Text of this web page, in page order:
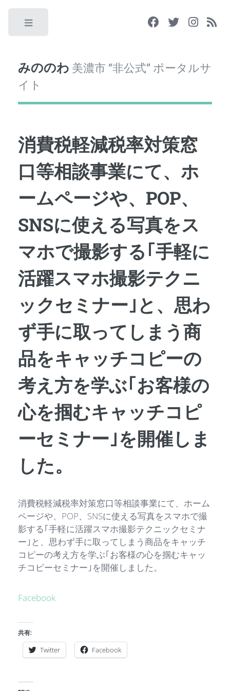
みののわ 美濃市 “非公式” ポータルサ
イト
消費税軽減税率対策窓
口等相談事業にて、ホ
ームページや、POP、
SNSに使える写真をス
マホで撮影する｢手軽に
活躍スマホ撮影テクニ
ックセミナー｣と、思わ
ず手に取ってしまう商
品をキャッチコピーの
考え方を学ぶ｢お客様の
心を掴むキャッチコピ
ーセミナー｣を開催しま
した。
消費税軽減税率対策窓口等相談事業にて、ホーム
ページや、POP、SNSに使える写真をスマホで撮
影する｢手軽に活躍スマホ撮影テクニックセミナ
ー｣と、思わず手に取ってしまう商品をキャッチ
コピーの考え方を学ぶ｢お客様の心を掴むキャッ
チコピーセミナー｣を開催しました。
Facebook
共有:
Twitter Facebook
Toggle